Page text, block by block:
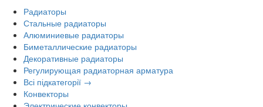
Радиаторы
Стальные радиаторы
Алюминиевые радиаторы
Биметаллические радиаторы
Декоративные радиаторы
Регулирующая радиаторная арматура
Всі підкатегорії →
Конвекторы